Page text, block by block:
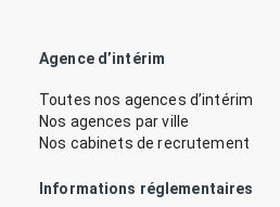
Agence d’intérim
Toutes nos agences d’intérim
Nos agences par ville
Nos cabinets de recrutement
Informations réglementaires